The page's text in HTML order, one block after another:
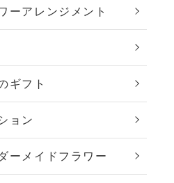
ーアレンジメント
ギフト
ョン
ーメイドフラワー